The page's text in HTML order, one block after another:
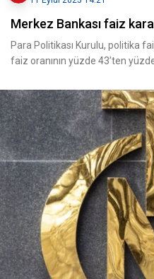
Merkez Bankası faiz
Para Politikası Kurulu, politika
faiz oranının yüzde 43’ten